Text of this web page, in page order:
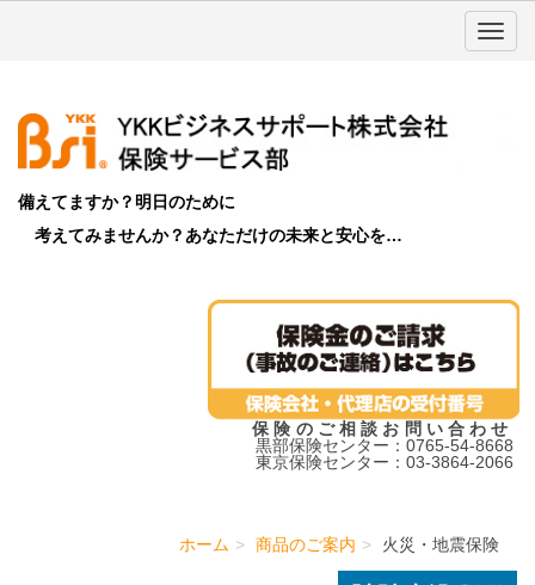
備えてますか？明日のために
考えてみませんか？あなただけの未来と安心を…
保険のご相談お問い合わせ
黒部保険センター：0765-54-8668
東京保険センター：03-3864-2066
ホーム 商品のご案内 火災・地震保険